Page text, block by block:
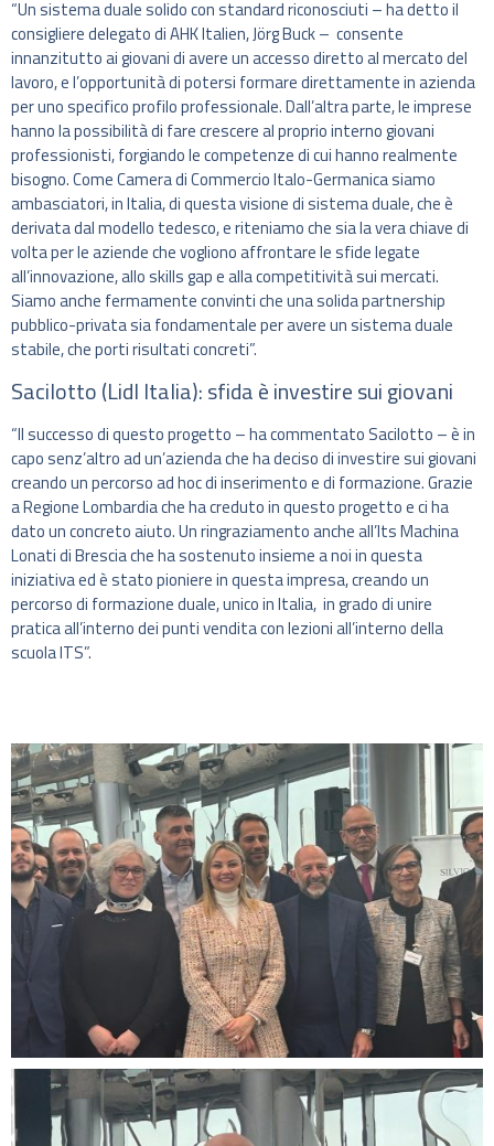
“Un sistema duale solido con standard riconosciuti – ha detto il
consigliere delegato di AHK Italien, Jörg Buck – consente
innanzitutto ai giovani di avere un accesso diretto al mercato del
lavoro, e l’opportunità di potersi formare direttamente in azienda
per uno specifico profilo professionale. Dall’altra parte, le imprese
hanno la possibilità di fare crescere al proprio interno giovani
professionisti, forgiando le competenze di cui hanno realmente
bisogno. Come Camera di Commercio Italo-Germanica siamo
ambasciatori, in Italia, di questa visione di sistema duale, che è
derivata dal modello tedesco, e riteniamo che sia la vera chiave di
volta per le aziende che vogliono affrontare le sfide legate
all’innovazione, allo skills gap e alla competitività sui mercati.
Siamo anche fermamente convinti che una solida partnership
pubblico-privata sia fondamentale per avere un sistema duale
stabile, che porti risultati concreti”.
Sacilotto (Lidl Italia): sfida è investire sui giovani
“Il successo di questo progetto – ha commentato Sacilotto – è in
capo senz’altro ad un’azienda che ha deciso di investire sui giovani
creando un percorso ad hoc di inserimento e di formazione. Grazie
a Regione Lombardia che ha creduto in questo progetto e ci ha
dato un concreto aiuto. Un ringraziamento anche all’Its Machina
Lonati di Brescia che ha sostenuto insieme a noi in questa
iniziativa ed è stato pioniere in questa impresa, creando un
percorso di formazione duale, unico in Italia, in grado di unire
pratica all’interno dei punti vendita con lezioni all’interno della
scuola ITS”.